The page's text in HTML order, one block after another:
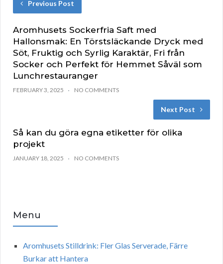
Previous Post
Aromhusets Sockerfria Saft med
Hallonsmak: En Törstsläckande Dryck med
Söt, Fruktig och Syrlig Karaktär, Fri från
Socker och Perfekt för Hemmet Såväl som
Lunchrestauranger
FEBRUARY 3, 2025 NO COMMENTS
Next Post
Så kan du göra egna etiketter för olika
projekt
JANUARY 18, 2025 NO COMMENTS
Menu
Aromhusets Stilldrink: Fler Glas Serverade, Färre
Burkar att Hantera